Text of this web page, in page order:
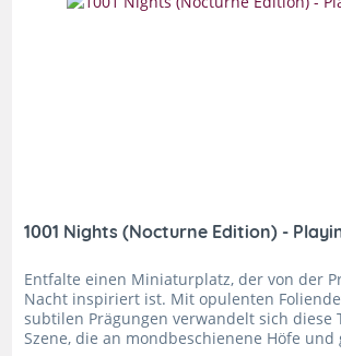
1001 Nights (Nocturne Edition) -
Entfalte einen Miniaturplatz, der von der
Nacht inspiriert ist. Mit opulenten
subtilen Prägungen verwandelt sich diese
Szene, die an mondbeschienene Höfe und